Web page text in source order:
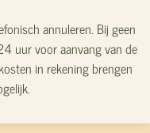
annuleren. Bij geen
uur voor aanvang van de
in rekening brengen